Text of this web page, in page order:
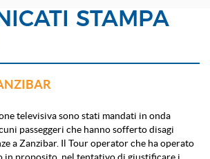
STAMPA
televisiva sono stati mandati in onda
passeggeri che hanno sofferto disagi
a Zanzibar. Il Tour operator che ha operato